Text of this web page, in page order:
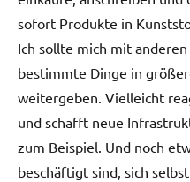
sofort Produkte in
Ich sollte mich mit
bestimmte Dinge in
weitergeben. Vielleicht
und schafft neue
zum Beispiel. Und noch
beschäftigt sind, sich